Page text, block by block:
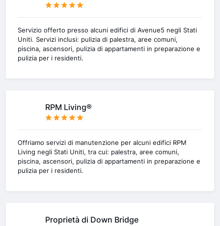
Servizio offerto presso alcuni edifici di Avenue5 negli Stati
Uniti. Servizi inclusi: pulizia di palestra, aree comuni,
piscina, ascensori, pulizia di appartamenti in preparazione e
pulizia per i residenti.
RPM Living®
Offriamo servizi di manutenzione per alcuni edifici RPM
Living negli Stati Uniti, tra cui: palestra, aree comuni,
piscina, ascensori, pulizia di appartamenti in preparazione e
pulizia per i residenti.
Proprietà di Down Bridge